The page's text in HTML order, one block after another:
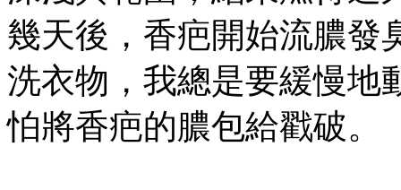
幾天後，香疤開始流膿發
洗衣物，我總是要緩慢地
怕將香疤的膿包給戳破。